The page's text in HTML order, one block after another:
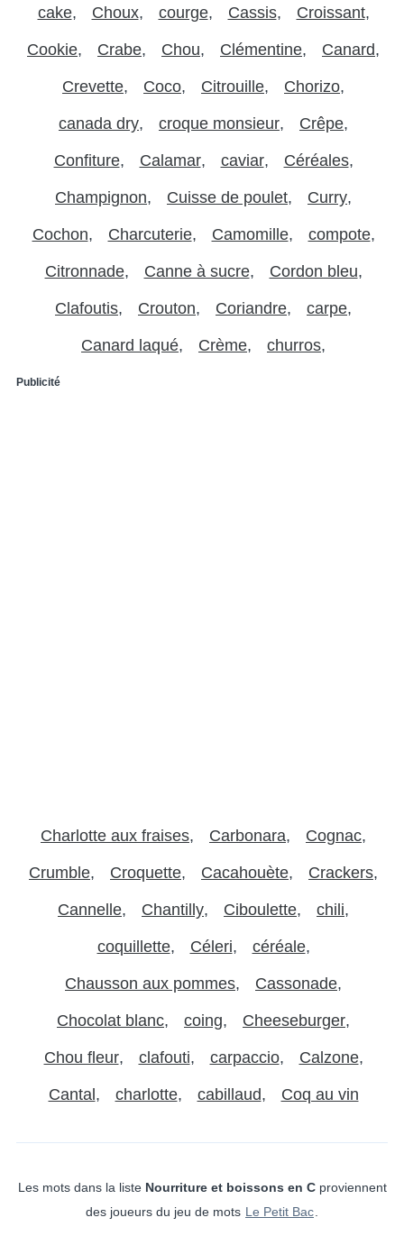
cake Choux courge Cassis Croissant
Cookie Crabe Chou Clémentine Canard
Crevette Coco Citrouille Chorizo
canada dry croque monsieur Crêpe
Confiture Calamar caviar Céréales
Champignon Cuisse de poulet Curry
Cochon Charcuterie Camomille compote
Citronnade Canne à sucre Cordon bleu
Clafoutis Crouton Coriandre carpe
Canard laqué Crème churros
Publicité
Charlotte aux fraises Carbonara Cognac
Crumble Croquette Cacahouète Crackers
Cannelle Chantilly Ciboulette chili
coquillette Céleri céréale
Chausson aux pommes Cassonade
Chocolat blanc coing Cheeseburger
Chou fleur clafouti carpaccio Calzone
Cantal charlotte cabillaud Coq au vin
Les mots dans la liste Nourriture et boissons en Cproviennent
des joueurs du jeu de mots Le Petit Bac